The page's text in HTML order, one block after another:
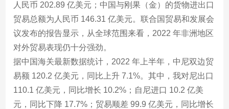
人民币 202.89 亿美元；中国与刚果（金）的货物进出口
贸易总额为人民币 146.31 亿美元。联合国贸易和发展会
议发布的报告显示，从全球范围来看，2022 年非洲地区
对外贸易表现仍十分强劲。
据中国海关最新数据统计，2022 年上半年，中尼双边贸
易额 120.2 亿美元，同比上升 7.1%。其中，我对尼出口
110.1 亿美元，同比增长 10.2%；自尼进口 10.2 亿美
元，同比下降 17.7%；贸易顺差 99.9 亿美元，同比增长